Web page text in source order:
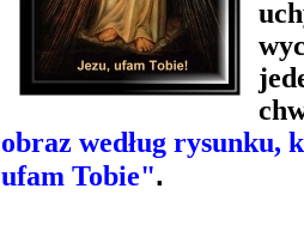
obraz według rysunku,
ufam Tobie".